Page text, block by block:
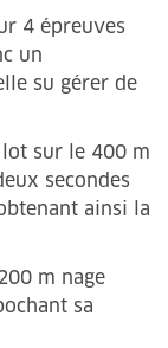
4 épreuves
un
su gérer de
sur le 400 m
secondes
ainsi la
m nage
sa